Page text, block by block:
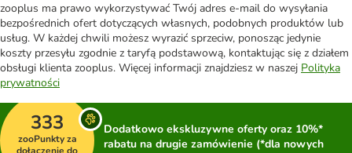
zooplus ma prawo wykorzystywać Twój adres e-mail do wysyłania
bezpośrednich ofert dotyczących własnych, podobnych produktów lub
usług. W każdej chwili możesz wyrazić sprzeciw, ponosząc jedynie
koszty przesyłu zgodnie z taryfą podstawową, kontaktując się z działem
obsługi klienta zooplus. Więcej informacji znajdziesz w naszej Polityka
prywatności
333
zooPunkty za
Dodatkowo ekskluzywne oferty oraz 10%*
rabatu na drugie zamówienie (*dla nowych